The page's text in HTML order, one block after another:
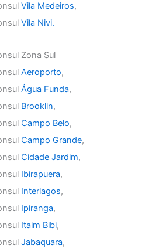
Vila Medeiros,
Vila Nivi.
Zona Sul
Aeroporto,
Água Funda,
Brooklin,
Campo Belo,
Campo Grande,
Cidade Jardim,
Ibirapuera,
Interlagos,
Ipiranga,
Itaim Bibi,
Jabaquara,